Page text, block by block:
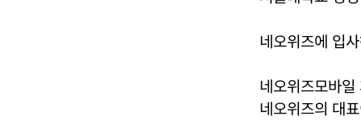
네오위즈에 입
네오위즈모바
네오위즈의 대